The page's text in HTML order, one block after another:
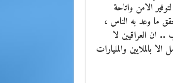
الامن واتاحة
ما وعد به الناس ،
ان العراقيين لا
بالملايين والمليارات